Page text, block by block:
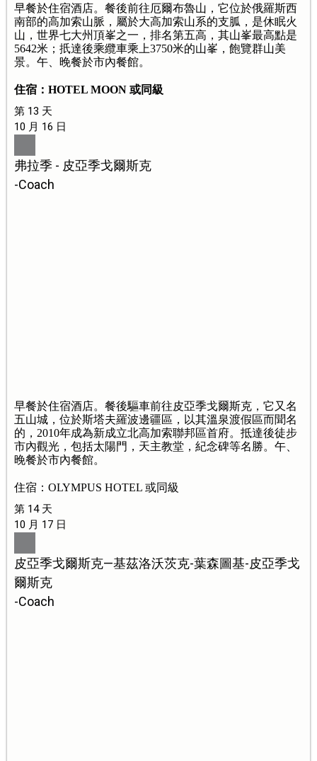
早餐於住宿酒店。餐後前往厄爾布魯山，它位於俄羅斯西
南部的高加索山脈，屬於大高加索山系的支胍，是休眠火
山，世界七大州頂峯之一，排名第五高，其山峯最高點是
5642米；扺達後乘纜車乘上3750米的山峯，飽覽群山美
景。午、晚餐於市內餐館。
住宿：HOTEL MOON 或同級
第 13 天
10 月 16 日
弗拉季 - 皮亞季戈爾斯克
-Coach
早餐於住宿酒店。餐後驅車前往皮亞季戈爾斯克，它又名
五山城，位於斯塔夫羅波邊疆區，以其溫泉渡假區而聞名
的，2010年成為新成立北高加索聯邦區首府。抵達後徒步
市內觀光，包括太陽門，天主教堂，紀念碑等名勝。午、
晚餐於市內餐館。
住宿：OLYMPUS HOTEL 或同級
第 14 天
10 月 17 日
皮亞季戈爾斯克—基茲洛沃茨克-葉森圖基-皮亞季戈
爾斯克
-Coach